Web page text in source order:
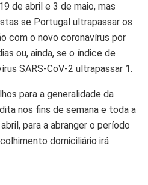
de abril e 3 de maio, mas
se Portugal ultrapassar os
com o novo coronavírus por
ou, ainda, se o índice de
SARS-CoV-2 ultrapassar 1.
para a generalidade da
nos fins de semana e toda a
para a abranger o período
domiciliário irá